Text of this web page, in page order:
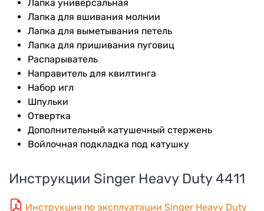
Лапка универсальная
Лапка для вшивания молнии
Лапка для выметывания петель
Лапка для пришивания пуговиц
Распарыватель
Направитель для квилтинга
Набор игл
Шпульки
Отвертка
Дополнительный катушечный стержень
Войлочная подкладка под катушку
Инструкции Singer Heavy Duty 4411
Инструкция по эксплуатации Singer Heavy Duty